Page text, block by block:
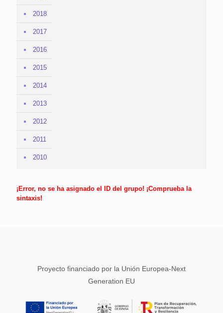
2018
2017
2016
2015
2014
2013
2012
2011
2010
¡Error, no se ha asignado el ID del grupo! ¡Comprueba la
sintaxis!
Proyecto financiado por la Unión Europea-Next
Generation EU